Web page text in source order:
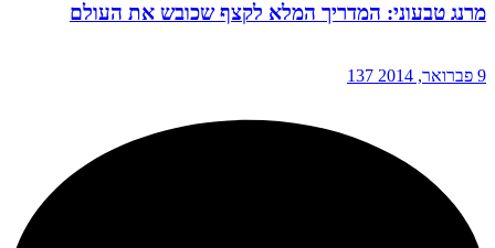
מרנג טבעוני: המדריך המלא לקצף שכובש את העולם
9 פברואר, 2014 137